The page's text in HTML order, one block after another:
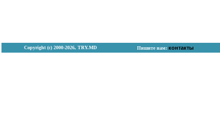
Copyright (с) 2000-2026, TRY.MD Пишите нам: контакты